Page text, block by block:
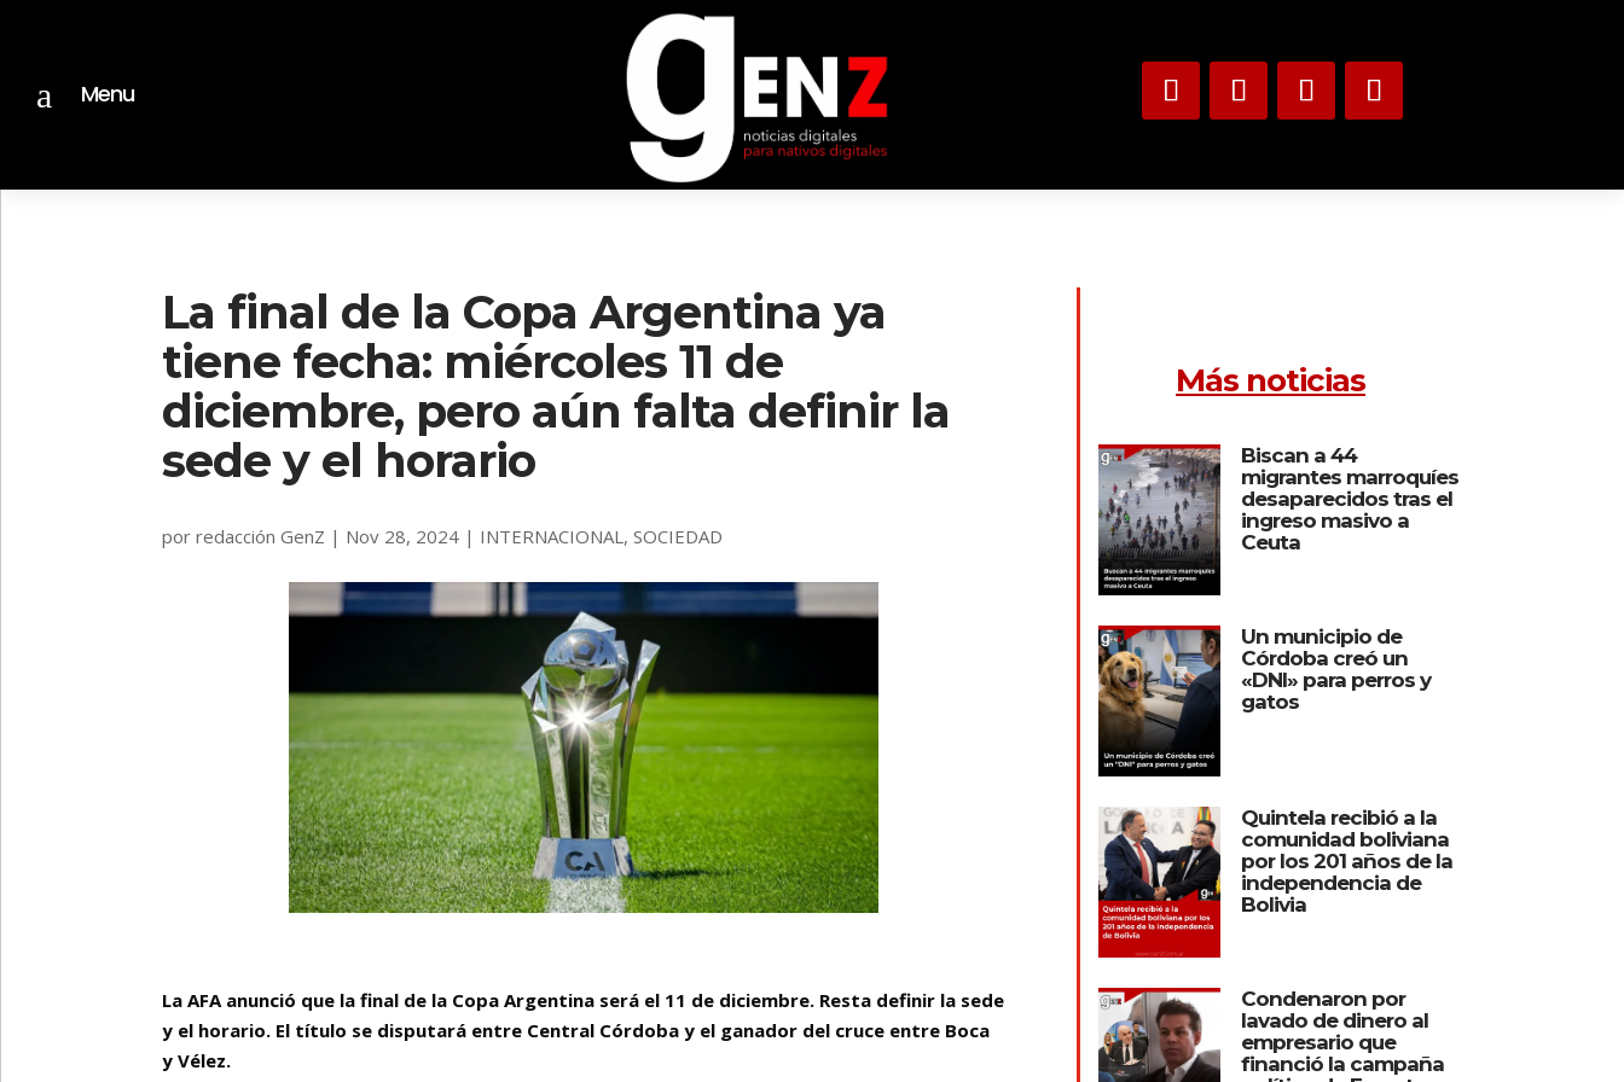
a Menu
La final de la Copa Argentina ya
tiene fecha: miércoles 11 de
diciembre, pero aún falta definir la
sede y el horario
porredacción GenZ | Nov 28, 2024 | INTERNACIONAL ,SOCIEDAD
La AFA anunció que la final de la Copa Argentina será el 11 de diciembre. Resta definir la sede
y el horario. El título se disputará entre Central Córdoba y el ganador del cruce entre Boca
y Vélez.
Más noticias
Biscan a 44
migrantes marroquíes
desaparecidos tras el
ingreso masivo a
Ceuta
Un municipio de
Córdoba creó un
«DNI» para perros y
gatos
Quintela recibió a la
comunidad boliviana
por los 201 años de la
independencia de
Bolivia
Condenaron por
lavado de dinero al
empresario que
financió la campaña